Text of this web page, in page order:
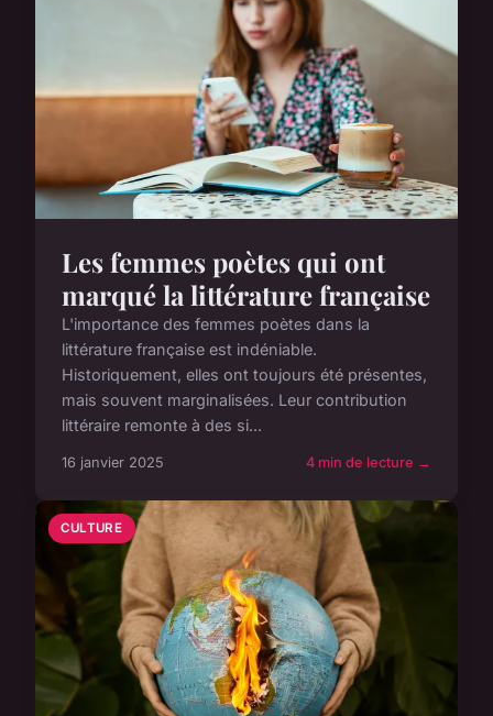
Les femmes poètes qui ont
marqué la littérature française
L'importance des femmes poètes dans la
littérature française est indéniable.
Historiquement, elles ont toujours été présentes,
mais souvent marginalisées. Leur contribution
littéraire remonte à des si...
16 janvier 2025 4 min de lecture →
CULTURE